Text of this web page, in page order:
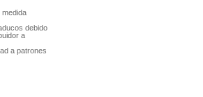
medida
debido
a
a patrones